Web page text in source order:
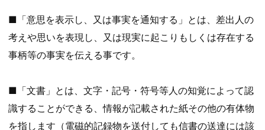
■「意思を表示し、又は事実を通知する」とは、差出人の
考えや思いを表現し、又は現実に起こりもしくは存在する
事柄等の事実を伝える事です。
■「文書」とは、文字・記号・符号等人の知覚によって認
識することができる、情報が記載された紙その他の有体物
を指します（電磁的記録物を送付しても信書の送達には該